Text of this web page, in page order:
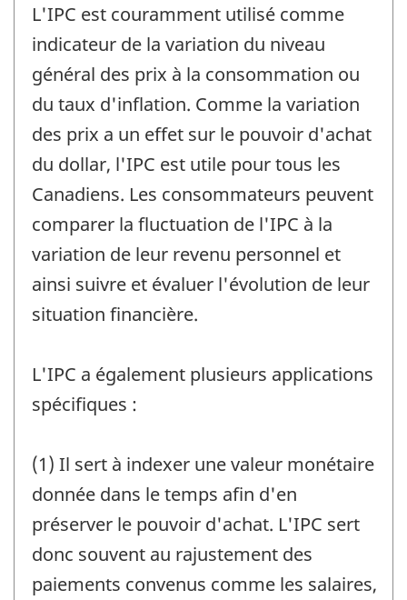
L'IPC est couramment utilisé comme
indicateur de la variation du niveau
général des prix à la consommation ou
du taux d'inflation. Comme la variation
des prix a un effet sur le pouvoir d'achat
du dollar, l'IPC est utile pour tous les
Canadiens. Les consommateurs peuvent
comparer la fluctuation de l'IPC à la
variation de leur revenu personnel et
ainsi suivre et évaluer l'évolution de leur
situation financière.
L'IPC a également plusieurs applications
spécifiques :
(1) Il sert à indexer une valeur monétaire
donnée dans le temps afin d'en
préserver le pouvoir d'achat. L'IPC sert
donc souvent au rajustement des
paiements convenus comme les salaires,